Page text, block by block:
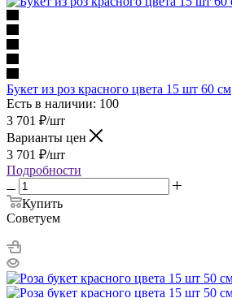
Букет из роз красного цвета 15 шт 60 см
Есть в наличии: 100
3 701 ₽/шт
Варианты цен
3 701 ₽/шт
Подробности
Купить
Советуем